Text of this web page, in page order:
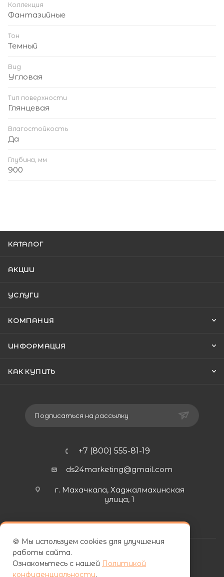
Коллекция
Фантазийные
Тон
Темный
Вид
Угловая
Тип поверхности
Глянцевая
Влагостойкость
Да
Глубина, мм
900
КАТАЛОГ
АКЦИИ
УСЛУГИ
КОМПАНИЯ
ИНФОРМАЦИЯ
КАК КУПИТЬ
Подписаться на рассылку
+7 (800) 555-81-19
ds24marketing@gmail.com
г. Махачкала, Хаджалмахинская
улица, 1
🍪 Мы используем cookies для улучшения
работы сайта.
Ознакомьтесь с нашей Политикой
конфиденциальности.